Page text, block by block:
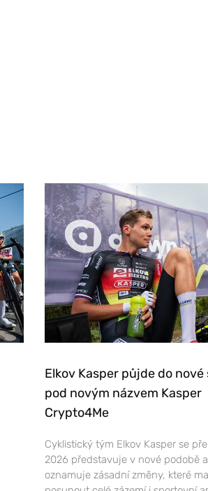
Elkov Kasper půjde do nové
pod novým názvem Kasper
Crypto4Me
Cyklistický tým Elkov Kasper se
2026 představuje v nové podobě a
oznamuje zásadní změny, které